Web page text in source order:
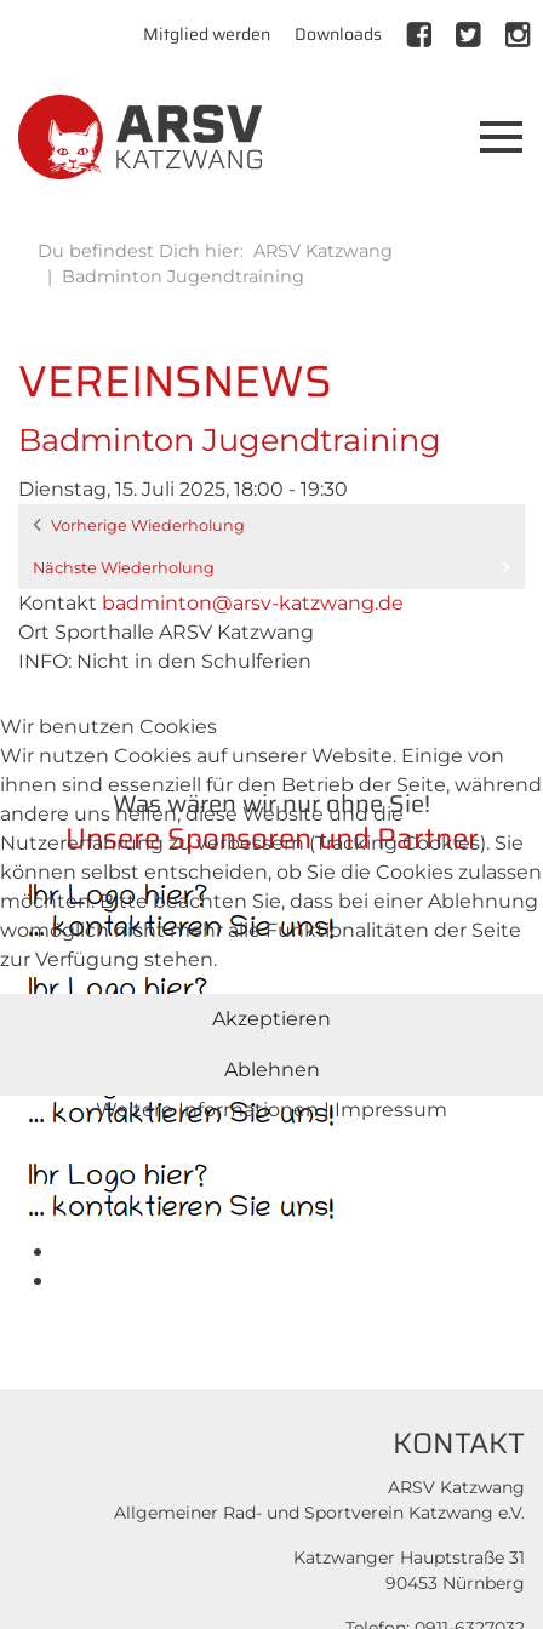
Mitglied werden Downloads
Du befindest Dich hier: ARSV Katzwang
Badminton Jugendtraining
VEREINSNEWS
Badminton Jugendtraining
Dienstag, 15. Juli 2025, 18:00 - 19:30
Vorherige Wiederholung
Nächste Wiederholung
Kontakt badminton@arsv-katzwang.de
Ort Sporthalle ARSV Katzwang
INFO: Nicht in den Schulferien
Was wären wir nur ohne Sie!
Unsere Sponsoren und Partner
KONTAKT
ARSV Katzwang
Allgemeiner Rad- und Sportverein Katzwang e.V.
Katzwanger Hauptstraße 31
90453 Nürnberg
Wir benutzen Cookies
Wir nutzen Cookies auf unserer Website. Einige von
ihnen sind essenziell für den Betrieb der Seite, während
andere uns helfen, diese Website und die
Nutzererfahrung zu verbessern (Tracking Cookies). Sie
können selbst entscheiden, ob Sie die Cookies zulassen
möchten. Bitte beachten Sie, dass bei einer Ablehnung
womöglich nicht mehr alle Funktionalitäten der Seite
zur Verfügung stehen.
Akzeptieren
Ablehnen
Weitere Informationen|Impressum